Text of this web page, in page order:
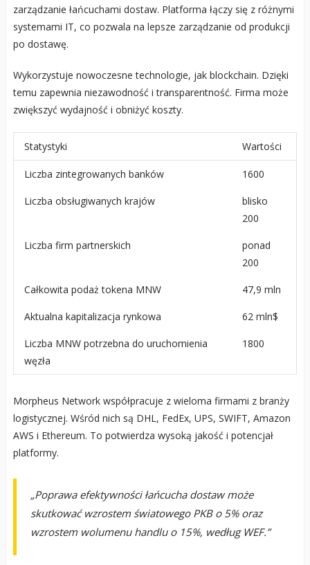
zarządzanie łańcuchami dostaw. Platforma łączy się z różnymi
systemami IT, co pozwala na lepsze zarządzanie od produkcji
po dostawę.
Wykorzystuje nowoczesne technologie, jak blockchain. Dzięki
temu zapewnia niezawodność i transparentność. Firma może
zwiększyć wydajność i obniżyć koszty.
Statystyki Wartości
Liczba zintegrowanych banków 1600
Liczba obsługiwanych krajów
blisko
200
Liczba firm partnerskich
ponad
200
Całkowita podaż tokena MNW 47,9 mln
Aktualna kapitalizacja rynkowa 62 mln$
Liczba MNW potrzebna do uruchomienia
węzła
1800
Morpheus Network współpracuje z wieloma firmami z branży
logistycznej. Wśród nich są DHL, FedEx, UPS, SWIFT, Amazon
AWS i Ethereum. To potwierdza wysoką jakość i potencjał
platformy.
„Poprawa efektywności łańcucha dostaw może
skutkować wzrostem światowego PKB o 5% oraz
wzrostem wolumenu handlu o 15%, według WEF.”